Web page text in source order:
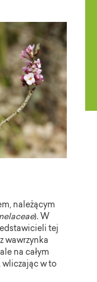
należącym
). W
tej
wawrzynka
ale na całym
w to